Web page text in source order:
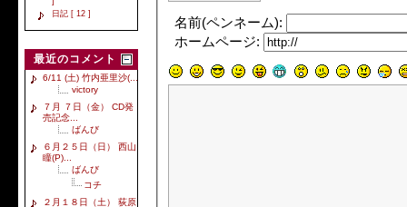
日記 [ 12 ]
最近のコメント
6/11 (土) 竹内亜里沙(...
victory
７月 ７日（金） CD発
売記念...
ばんび
６月２５日（日） 西山
瞳(P)...
ばんび
コチ
２月１８日（土） 荻原
名前(ペンネーム):
ホームページ: